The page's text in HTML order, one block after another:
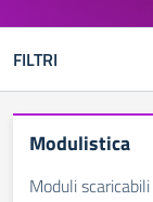
FILTRI
Modulistica
Moduli